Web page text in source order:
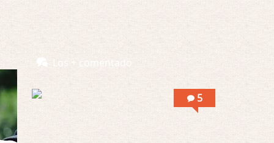
Por: Chica Stark
Los + comentado
5